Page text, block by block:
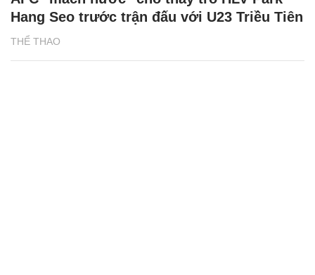
THỂ THAO
Hang Seo trước trận đấu với U23 Triều Tiên